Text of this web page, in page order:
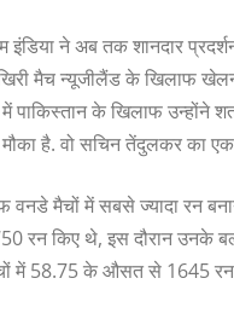
ने अब तक शानदार
मैच न्यूजीलैंड के खिलाफ
पाकिस्तान के खिलाफ
है. वो सचिन तेंदुलकर का
मैचों में सबसे ज्यादा रन बनाने
किए थे, इस दौरान उनके
में 58.75 के औसत से 1645